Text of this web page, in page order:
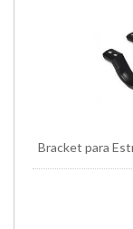
Bracket para